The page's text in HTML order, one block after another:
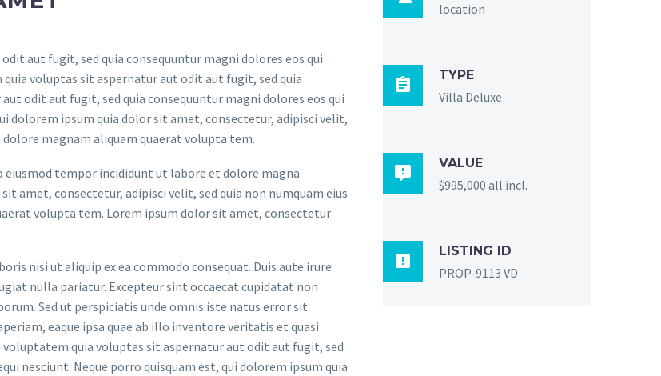
aut fugit, sed quia consequuntur magni dolores eos qui
voluptas sit aspernatur aut odit aut fugit, sed quia
odit aut fugit, sed quia consequuntur magni dolores eos qui
dolorem ipsum quia dolor sit amet, consectetur, adipisci velit,
magnam aliquam quaerat volupta tem.
tempor incididunt ut labore et dolore magna
amet, consectetur, adipisci velit, sed quia non numquam eius
volupta tem. Lorem ipsum dolor sit amet, consectetur
nisi ut aliquip ex ea commodo consequat. Duis aute irure
nulla pariatur. Excepteur sint occaecat cupidatat non
Sed ut perspiciatis unde omnis iste natus error sit
eaque ipsa quae ab illo inventore veritatis et quasi
quia voluptas sit aspernatur aut odit aut fugit, sed
nesciunt. Neque porro quisquam est, qui dolorem ipsum quia
location

TYPE
Villa Deluxe

VALUE
$995,000 all incl.

LISTING ID
PROP-9113 VD